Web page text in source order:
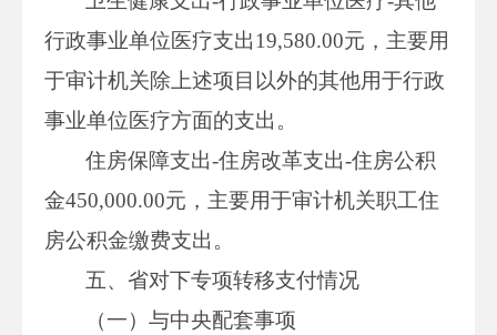
行政事业单位医疗支出19,580.00元，主要用
于审计机关除上述项目以外的其他用于行政
事业单位医疗方面的支出。
住房保障支出-住房改革支出-住房公积
金450,000.00元，主要用于审计机关职工住
房公积金缴费支出。
五、省对下专项转移支付情况
（一）与中央配套事项